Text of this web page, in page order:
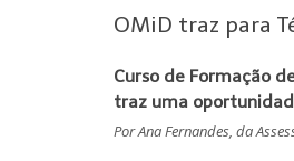
OMiD traz para
Curso de Formação
traz uma
Por Ana Fernandes, da